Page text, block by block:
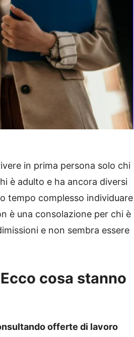
in prima persona solo chi
è adulto e ha ancora diversi
tempo complesso individuare
è una consolazione per chi è
e non sembra essere
cosa stanno
offerte di lavoro